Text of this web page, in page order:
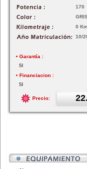
170
0
10/
• Garantía :
SI
• Financiacion :
SI
Precio: